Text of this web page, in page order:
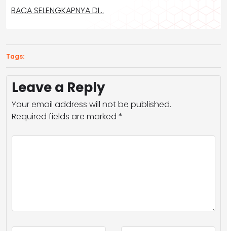
BACA SELENGKAPNYA DI…
Tags:
Leave a Reply
Your email address will not be published.
Required fields are marked *